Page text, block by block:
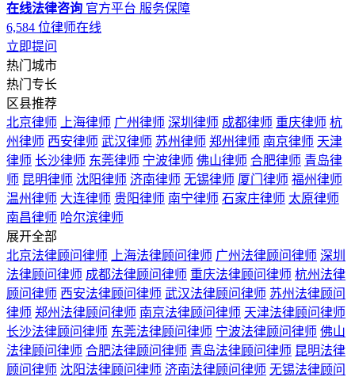
在线法律咨询 官方平台 服务保障
6,584 位律师在线
立即提问
热门城市
热门专长
区县推荐
北京律师
上海律师 广州律师 深圳律师 成都律师 重庆律师 杭
州律师 西安律师 武汉律师 苏州律师 郑州律师 南京律师 天津
律师 长沙律师 东莞律师 宁波律师 佛山律师 合肥律师 青岛律
师 昆明律师 沈阳律师 济南律师 无锡律师 厦门律师 福州律师
温州律师 大连律师 贵阳律师 南宁律师 石家庄律师 太原律师
南昌律师 哈尔滨律师
展开全部
北京法律顾问律师
上海法律顾问律师 广州法律顾问律师 深圳
法律顾问律师 成都法律顾问律师 重庆法律顾问律师 杭州法律
顾问律师 西安法律顾问律师 武汉法律顾问律师 苏州法律顾问
律师 郑州法律顾问律师 南京法律顾问律师 天津法律顾问律师
长沙法律顾问律师 东莞法律顾问律师 宁波法律顾问律师 佛山
法律顾问律师 合肥法律顾问律师 青岛法律顾问律师 昆明法律
顾问律师 沈阳法律顾问律师 济南法律顾问律师 无锡法律顾问